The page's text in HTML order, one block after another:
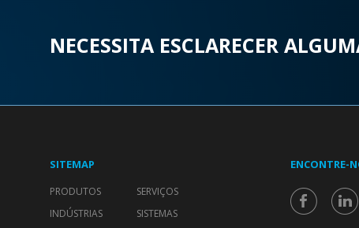
NECESSITA ESCLARECER
SITEMAP
PRODUTOS
SERVIÇOS
INDÚSTRIAS
SISTEMAS
ENCONTRE-